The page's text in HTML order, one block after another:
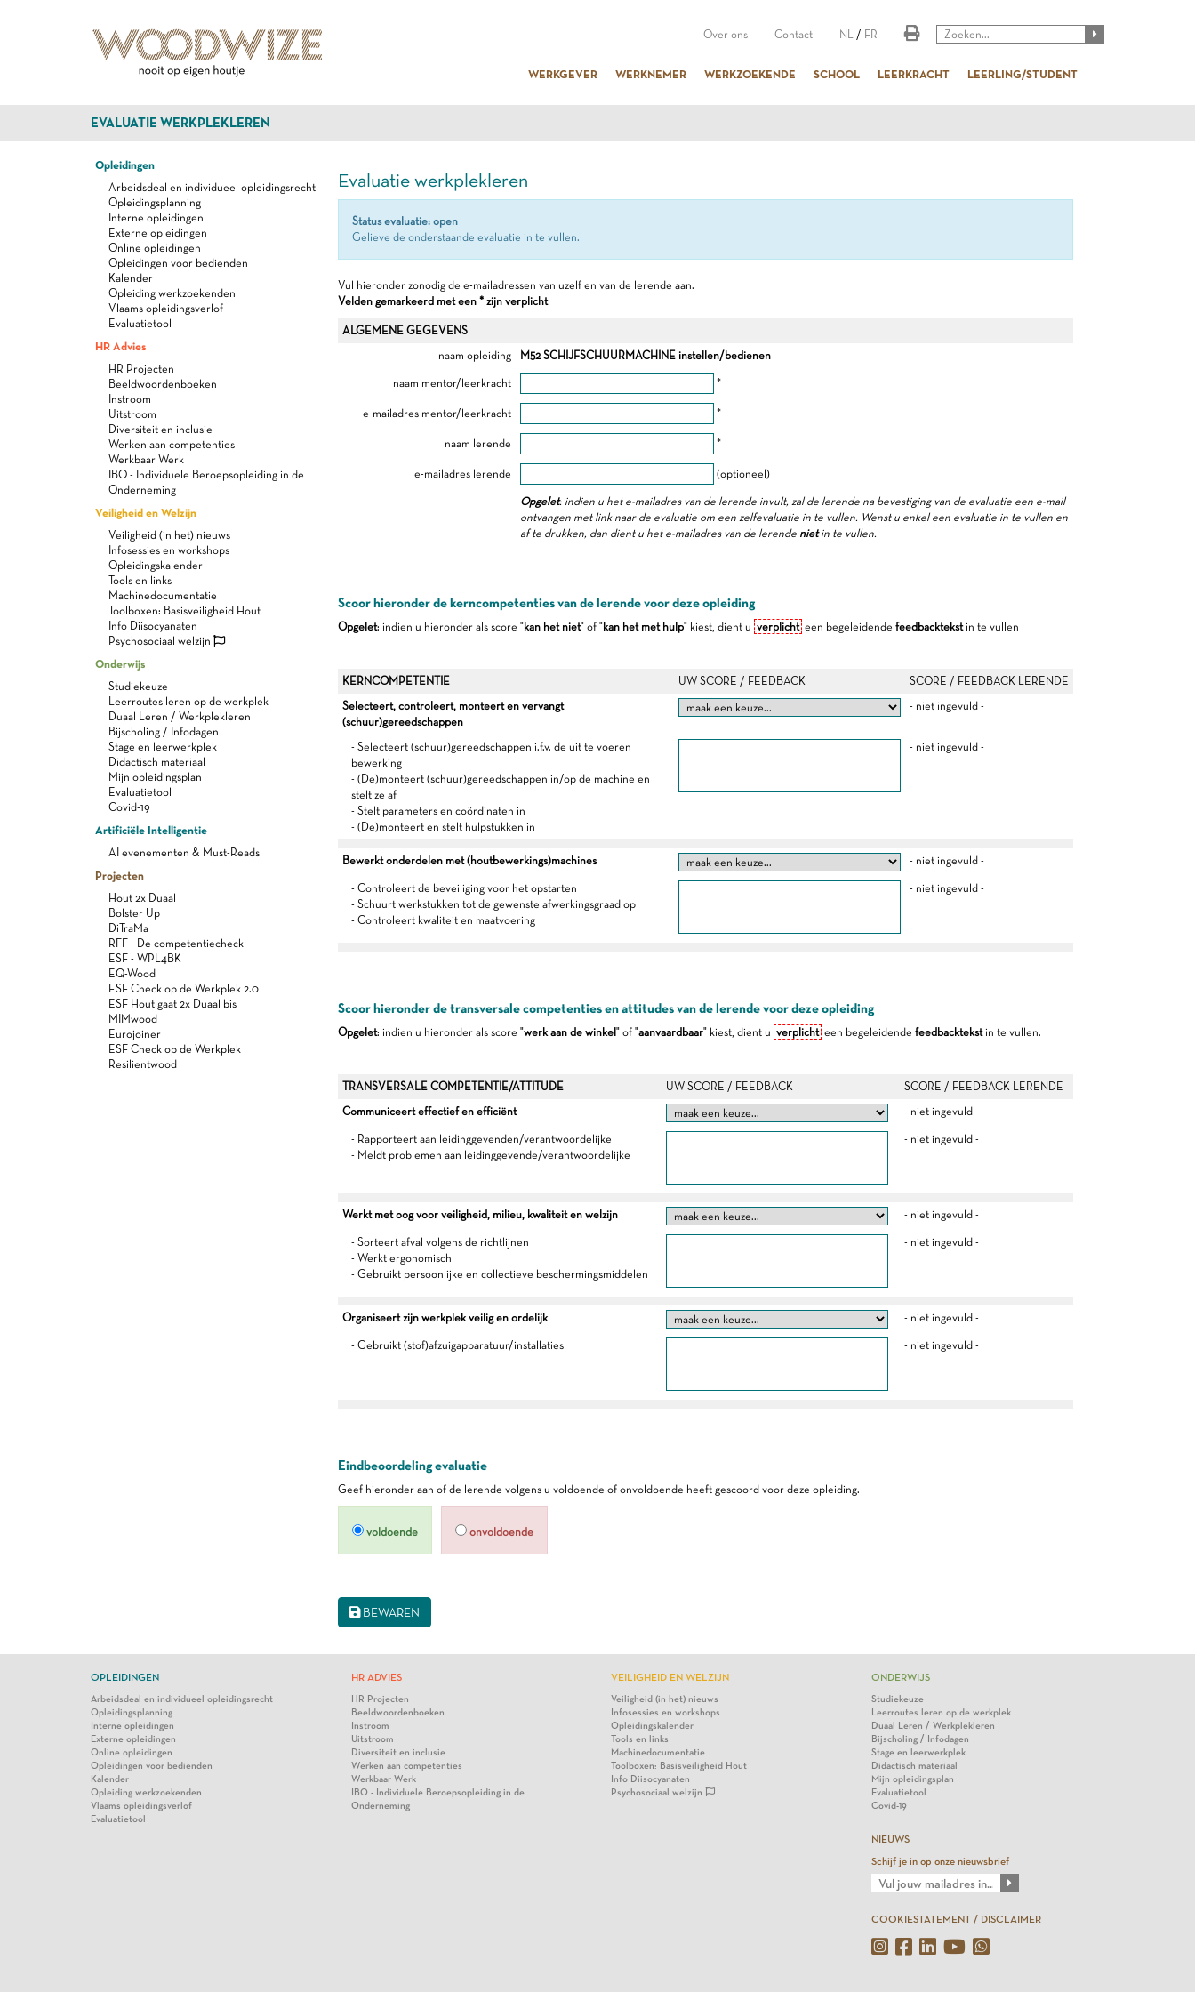
Over ons Contact NL / FR
WERKGEVER WERKNEMER WERKZOEKENDE SCHOOL LEERKRACHT LEERLING/STUDENT
EVALUATIE WERKPLEKLEREN
Opleidingen
Arbeidsdeal en individueel opleidingsrecht
Opleidingsplanning
Interne opleidingen
Externe opleidingen
Online opleidingen
Opleidingen voor bedienden
Kalender
Opleiding werkzoekenden
Vlaams opleidingsverlof
Evaluatietool
HR Advies
HR Projecten
Beeldwoordenboeken
Instroom
Uitstroom
Diversiteit en inclusie
Werken aan competenties
Werkbaar Werk
IBO - Individuele Beroepsopleiding in de
Onderneming
Veiligheid en Welzijn
Veiligheid (in het) nieuws
Infosessies en workshops
Opleidingskalender
Tools en links
Machinedocumentatie
Toolboxen: Basisveiligheid Hout
Info Diisocyanaten
Psychosociaal welzijn
Onderwijs
Studiekeuze
Leerroutes leren op de werkplek
Duaal Leren / Werkplekleren
Bijscholing / Infodagen
Stage en leerwerkplek
Didactisch materiaal
Mijn opleidingsplan
Evaluatietool
Covid-19
Artificiële Intelligentie
AI evenementen & Must-Reads
Projecten
Hout 2x Duaal
Bolster Up
DiTraMa
RFF - De competentiecheck
ESF - WPL4BK
EQ-Wood
ESF Check op de Werkplek 2.0
ESF Hout gaat 2x Duaal bis
MIMwood
Eurojoiner
ESF Check op de Werkplek
Resilientwood
Evaluatie werkplekleren
Status evaluatie: open
Gelieve de onderstaande evaluatie in te vullen.
Vul hieronder zonodig de e-mailadressen van uzelf en van de lerende aan.
Velden gemarkeerd met een * zijn verplicht
ALGEMENE GEGEVENS
naam opleiding
M52 SCHIJFSCHUURMACHINE instellen/bedienen
naam mentor/leerkracht *
e-mailadres mentor/leerkracht *
naam lerende *
e-mailadres lerende (optioneel)
Opgelet: indien u het e-mailadres van de lerende invult, zal de lerende na bevestiging van de evaluatie een e-mail
ontvangen met link naar de evaluatie om een zelfevaluatie in te vullen. Wenst u enkel een evaluatie in te vullen en
af te drukken, dan dient u het e-mailadres van de lerende nietin te vullen.
Scoor hieronder de kerncompetenties van de lerende voor deze opleiding
Opgelet: indien u hieronder als score "kan het niet" of "kan het met hulp" kiest, dient u verplichteen begeleidende feedbacktekstin te vullen
KERNCOMPETENTIE UW SCORE / FEEDBACK
SCORE / FEEDBACK LERENDE
Selecteert, controleert, monteert en vervangt
(schuur)gereedschappen
- niet ingevuld -
- Selecteert (schuur)gereedschappen i.f.v. de uit te voeren
bewerking
- (De)monteert (schuur)gereedschappen in/op de machine en
stelt ze af
- Stelt parameters en coördinaten in
- (De)monteert en stelt hulpstukken in
- niet ingevuld -
Bewerkt onderdelen met (houtbewerkings)machines - niet ingevuld -
- Controleert de beveiliging voor het opstarten
- Schuurt werkstukken tot de gewenste afwerkingsgraad op
- Controleert kwaliteit en maatvoering
- niet ingevuld -
Scoor hieronder de transversale competenties en attitudes van de lerende voor deze opleiding
Opgelet: indien u hieronder als score "werk aan de winkel " of "aanvaardbaar" kiest, dient u verplichteen begeleidende feedbacktekstin te vullen.
TRANSVERSALE COMPETENTIE/ATTITUDE UW SCORE / FEEDBACK
SCORE / FEEDBACK LERENDE
Communiceert effectief en efficiënt
- niet ingevuld -
- Rapporteert aan leidinggevenden/verantwoordelijke
- Meldt problemen aan leidinggevende/verantwoordelijke
- niet ingevuld -
Werkt met oog voor veiligheid, milieu, kwaliteit en welzijn - niet ingevuld -
- Sorteert afval volgens de richtlijnen
- Werkt ergonomisch
- Gebruikt persoonlijke en collectieve beschermingsmiddelen
- niet ingevuld -
Organiseert zijn werkplek veilig en ordelijk - niet ingevuld -
- Gebruikt (stof)afzuigapparatuur/installaties - niet ingevuld -
Eindbeoordeling evaluatie
Geef hieronder aan of de lerende volgens u voldoende of onvoldoende heeft gescoord voor deze opleiding.
voldoende onvoldoende
BEWAREN
OPLEIDINGEN
Arbeidsdeal en individueel opleidingsrecht
Opleidingsplanning
Interne opleidingen
Externe opleidingen
Online opleidingen
Opleidingen voor bedienden
Kalender
Opleiding werkzoekenden
Vlaams opleidingsverlof
Evaluatietool
HR ADVIES
HR Projecten
Beeldwoordenboeken
Instroom
Uitstroom
Diversiteit en inclusie
Werken aan competenties
Werkbaar Werk
IBO - Individuele Beroepsopleiding in de
Onderneming
VEILIGHEID EN WELZIJN
Veiligheid (in het) nieuws
Infosessies en workshops
Opleidingskalender
Tools en links
Machinedocumentatie
Toolboxen: Basisveiligheid Hout
Info Diisocyanaten
Psychosociaal welzijn
ONDERWIJS
Studiekeuze
Leerroutes leren op de werkplek
Duaal Leren / Werkplekleren
Bijscholing / Infodagen
Stage en leerwerkplek
Didactisch materiaal
Mijn opleidingsplan
Evaluatietool
Covid-19
NIEUWS
Schijf je in op onze nieuwsbrief
COOKIESTATEMENT / DISCLAIMER